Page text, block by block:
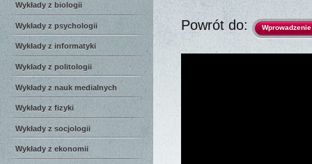
Wykłady z biologii
Wykłady z psychologii
Wykłady z informatyki
Wykłady z politologii
Wykłady z nauk medialnych
Wykłady z fizyki
Wykłady z socjologii
Wykłady z ekonomii
Powrót do: